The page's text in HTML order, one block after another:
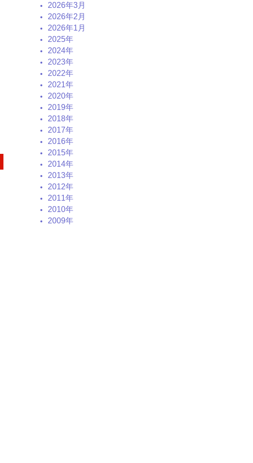
2026年3月
2026年2月
2026年1月
2025年
2024年
2023年
2022年
2021年
2020年
2019年
2018年
2017年
2016年
2015年
2014年
2013年
2012年
2011年
2010年
2009年